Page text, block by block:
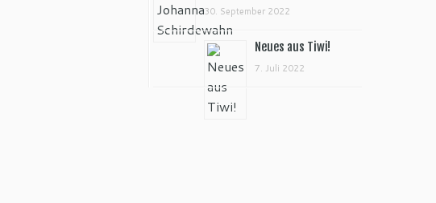
30. September 2022
Neues aus Tiwi!
7. Juli 2022